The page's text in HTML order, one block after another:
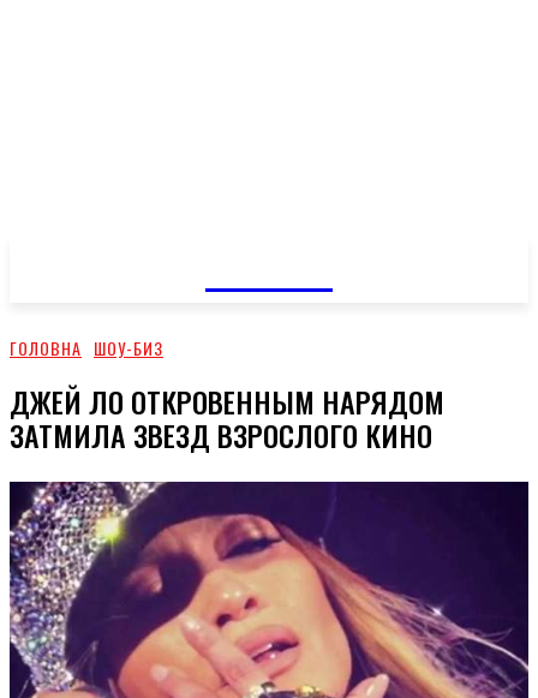
ГОЛОВНА ШОУ-БИЗ
ДЖЕЙ ЛО ОТКРОВЕННЫМ НАРЯДОМ
ЗАТМИЛА ЗВЕЗД ВЗРОСЛОГО КИНО